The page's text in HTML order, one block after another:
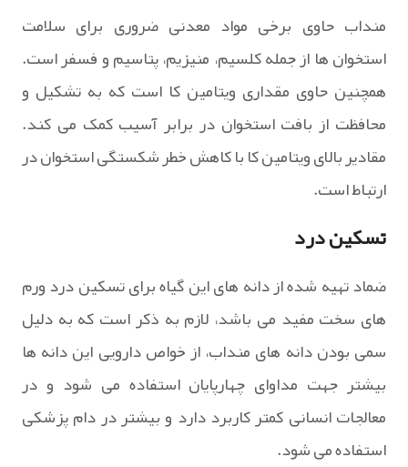
منداب حاوی برخی مواد معدنی ضروری برای سلامت
استخوان ها از جمله کلسیم، منیزیم، پتاسیم و فسفر است.
همچنین حاوی مقداری ویتامین کا است که به تشکیل و
محافظت از بافت استخوان در برابر آسیب کمک می کند.
مقادیر بالای ویتامین کا با کاهش خطر شکستگی استخوان در
ارتباط است.
تسکین درد
ضماد تهیه شده از دانه های این گیاه برای تسکین درد ورم
های سخت مفید می باشد، لازم به ذکر است که به دلیل
سمی بودن دانه های منداب، از خواص دارویی این دانه ها
بیشتر جهت مداوای چهارپایان استفاده می شود و در
معالجات انسانی کمتر کاربرد دارد و بیشتر در دام پزشکی
استفاده می شود.